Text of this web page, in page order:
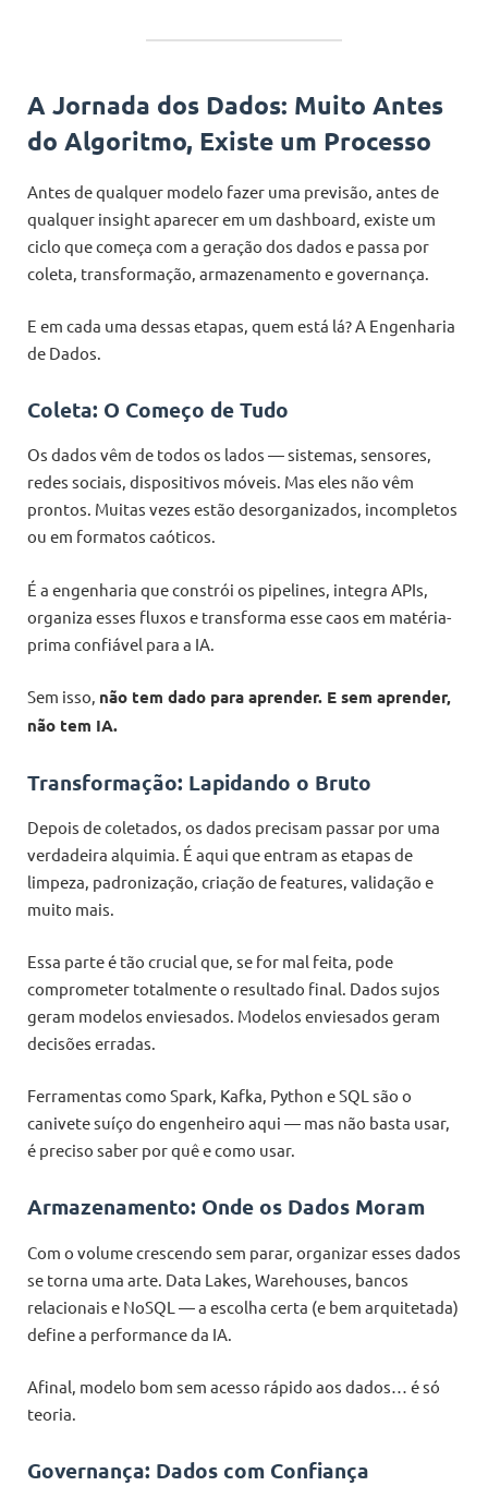
A Jornada dos Dados: Muito Antes
do Algoritmo, Existe um Processo
Antes de qualquer modelo fazer uma previsão, antes de
qualquer insight aparecer em um dashboard, existe um
ciclo que começa com a geração dos dados e passa por
coleta, transformação, armazenamento e governança.
E em cada uma dessas etapas, quem está lá? A Engenharia
de Dados.
Coleta: O Começo de Tudo
Os dados vêm de todos os lados — sistemas, sensores,
redes sociais, dispositivos móveis. Mas eles não vêm
prontos. Muitas vezes estão desorganizados, incompletos
ou em formatos caóticos.
É a engenharia que constrói os pipelines, integra APIs,
organiza esses fluxos e transforma esse caos em matéria-
prima confiável para a IA.
Sem isso, não tem dado para aprender. E sem aprender,
não tem IA.
Transformação: Lapidando o Bruto
Depois de coletados, os dados precisam passar por uma
verdadeira alquimia. É aqui que entram as etapas de
limpeza, padronização, criação de features, validação e
muito mais.
Essa parte é tão crucial que, se for mal feita, pode
comprometer totalmente o resultado final. Dados sujos
geram modelos enviesados. Modelos enviesados geram
decisões erradas.
Ferramentas como Spark, Kafka, Python e SQL são o
canivete suíço do engenheiro aqui — mas não basta usar,
é preciso saber por quê e como usar.
Armazenamento: Onde os Dados Moram
Com o volume crescendo sem parar, organizar esses dados
se torna uma arte. Data Lakes, Warehouses, bancos
relacionais e NoSQL — a escolha certa (e bem arquitetada)
define a performance da IA.
Afinal, modelo bom sem acesso rápido aos dados… é só
teoria.
Governança: Dados com Confiança